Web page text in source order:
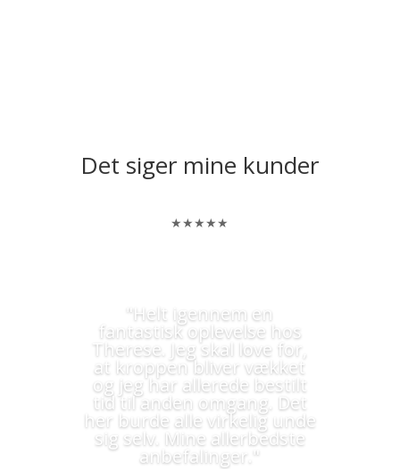
Det siger mine kunder
★★★★★
"Helt igennem en
fantastisk oplevelse hos
Therese. Jeg skal love for,
at kroppen bliver vækket
og jeg har allerede bestilt
tid til anden omgang. Det
her burde alle virkelig unde
sig selv. Mine allerbedste
anbefalinger."